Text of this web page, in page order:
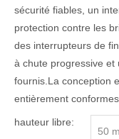
sécurité fiables, un
protection contre les
des interrupteurs de
à chute progressive et
fournis.La conception
entièrement
hauteur libre:
50